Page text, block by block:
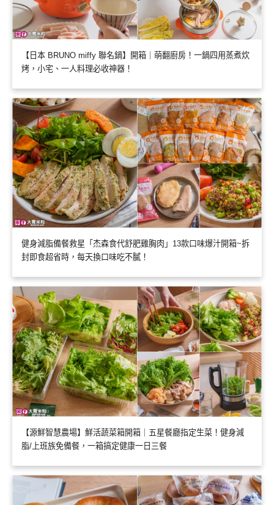
【日本 BRUNO miffy 聯名鍋】開箱｜萌翻廚房！一鍋四用蒸煮炊
烤，小宅、一人料理必收神器！
健身減脂備餐救星「杰森食代舒肥雞胸肉」13款口味爆汁開箱~拆
封即食超省時，每天換口味吃不膩！
【源鮮智慧農場】鮮活蔬菜箱開箱｜五星餐廳指定生菜！健身減
脂/上班族免備餐，一箱搞定健康一日三餐